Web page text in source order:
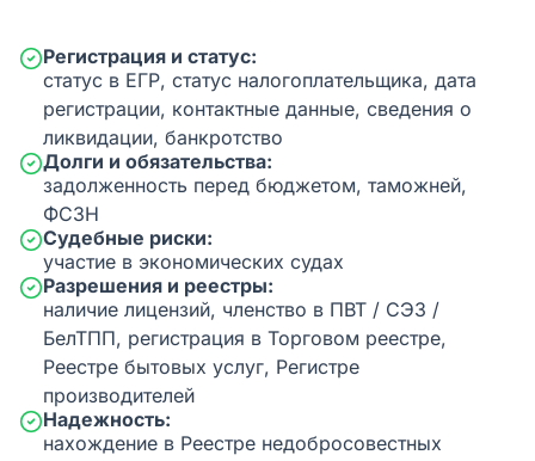
Регистрация и статус:
статус в ЕГР, статус налогоплательщика, дата
регистрации, контактные данные, сведения о
ликвидации, банкротство
Долги и обязательства:
задолженность перед бюджетом, таможней,
ФСЗН
Судебные риски:
участие в экономических судах
Разрешения и реестры:
наличие лицензий, членство в ПВТ / СЭЗ /
БелТПП, регистрация в Торговом реестре,
Реестре бытовых услуг, Регистре
производителей
Надежность:
нахождение в Реестре недобросовестных